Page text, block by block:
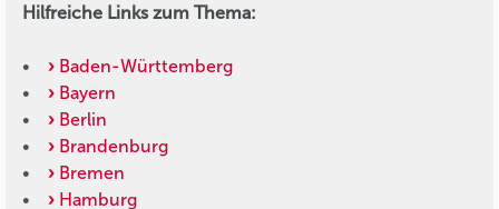
Hilfreiche Links zum Thema:
•
Baden-Württemberg
•
Bayern
•
Berlin
•
Brandenburg
•
Bremen
•
Hamburg